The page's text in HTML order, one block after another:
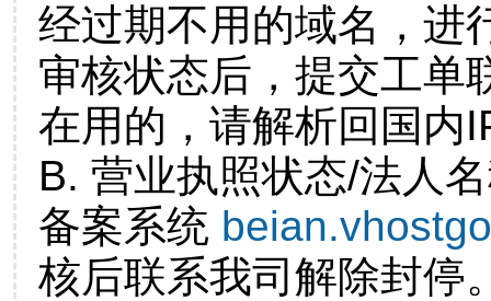
经过期不用的域名，进
审核状态后，提交工单
在用的，请解析回国内
B. 营业执照状态/法人
备案系统
核后联系我司解除封停